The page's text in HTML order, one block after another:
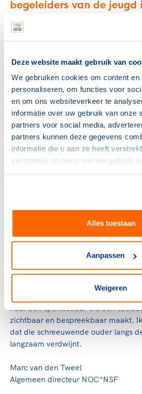
Deze website maakt gebruik van
We gebruiken cookies om content
personaliseren, om functies voor
en om ons websiteverkeer te
informatie over uw gebruik van onze
partners voor social media,
partners kunnen deze gegevens
informatie die u aan ze heeft
verzameld op basis van uw gebruik
Alles toestaan
Aanpassen
Weigeren
begeleiders van de jeugd
voldoende pedagogische
we of ze in staat zijn
heden niet.
Marc van den Tweel
Het helpt dat ook minister Helder
pleit voor een VOG-plicht voor de
Nationaal Sportakkoord.
Wat NOC*NSF betreft maken we als
gratis aangeboden), een
(de online training hiervoor bestaat
gratis beschikbaar).
We hebben een waanzinnig mooi en
sportlandschap, dankzij al die
vaak lange historie en grote
naar een sportcultuur die een
zichtbaar en bespreekbaar maakt.
dat die schreeuwende ouder langs
langzaam verdwijnt.
Marc van den Tweel
Algemeen directeur NOC*NSF